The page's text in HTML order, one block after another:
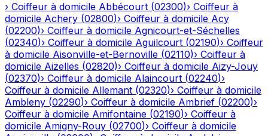
› Coiffeur à domicile Abbécourt (02300)› Coiffeur à
domicile Achery (02800)› Coiffeur à domicile Acy
(02200)› Coiffeur à domicile Agnicourt-et-Séchelles
(02340)› Coiffeur à domicile Aguilcourt (02190)› Coiffeur
à domicile Aisonville-et-Bernoville (02110)› Coiffeur à
domicile Aizelles (02820)› Coiffeur à domicile Aizy-Jouy
(02370)› Coiffeur à domicile Alaincourt (02240)›
Coiffeur à domicile Allemant (02320)› Coiffeur à domicile
Ambleny (02290)› Coiffeur à domicile Ambrief (02200)›
Coiffeur à domicile Amifontaine (02190)› Coiffeur à
domicile Amigny-Rouy (02700)› Coiffeur à domicile